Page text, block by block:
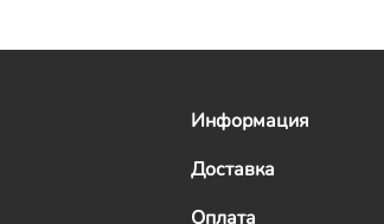
Информация
Доставка
Оплата